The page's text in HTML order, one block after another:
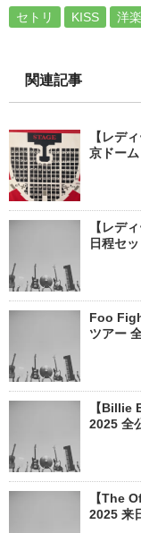
セトリ KISS 洋楽
関連記事
【レデ
京ドー
【レデ
日程セ
Foo
ツアー
【Billie
2025 全
【The
2025 来